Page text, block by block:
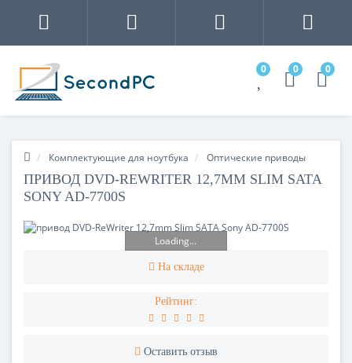
0 0 0
Комплектующие для ноутбука Оптические приводы
ПРИВОД DVD-REWRITER 12,7MM SLIM SATA
SONY AD-7700S
Loading...
На складе
Рейтинг:
Оставить отзыв